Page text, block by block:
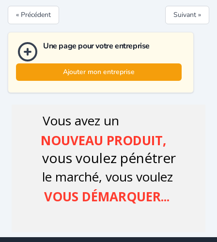
« Précédent Suivant »
Une page pour votre entreprise
Ajouter mon entreprise